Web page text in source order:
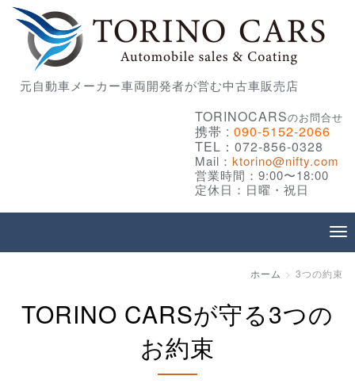
元自動車メーカー車両開発者が営む中古車販売店
TORINOCARSのお問合せ
携帯 : 090-5152-2066
TEL：072-856-0328
Mail： ktorino@nifty.com
営業時間：9:00〜18:00
定休日：日曜・祝日
ホーム 3つの約束
TORINO CARSが守る3つの
お約束